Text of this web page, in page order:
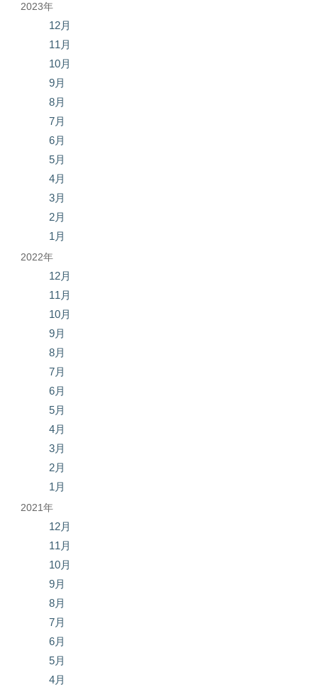
2023年
12月
11月
10月
9月
8月
7月
6月
5月
4月
3月
2月
1月
2022年
12月
11月
10月
9月
8月
7月
6月
5月
4月
3月
2月
1月
2021年
12月
11月
10月
9月
8月
7月
6月
5月
4月